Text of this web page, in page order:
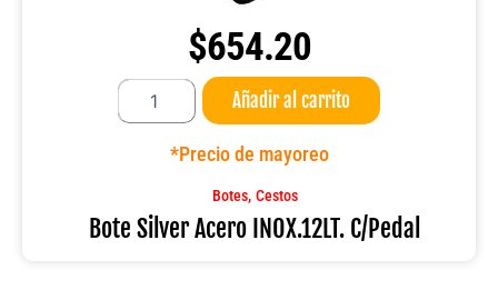
$654.20
Bote
Acero
INOX.12LT.
Añadir al carrito
*Precio de mayoreo
Botes, Cestos
Bote Silver Acero INOX.12LT. C/Pedal